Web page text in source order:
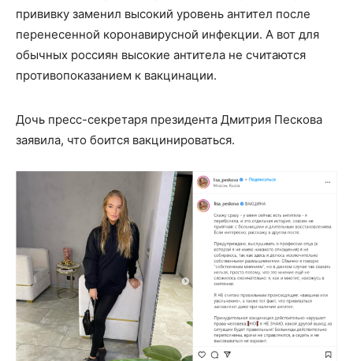
прививку заменил высокий уровень антител после
перенесенной коронавирусной инфекции. А вот для
обычных россиян высокие антитела не считаются
противопоказанием к вакцинации.
Дочь пресс-секретаря президента Дмитрия Пескова
заявила, что боится вакцинироваться.